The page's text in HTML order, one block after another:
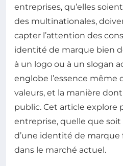
entreprises, qu’elles
des multinationales,
capter l’attention des
identité de marque bien
à un logo ou à un slogan
englobe l’essence même
valeurs, et la manière
public. Cet article explore
entreprise, quelle que soit
d’une identité de
dans le marché actuel.